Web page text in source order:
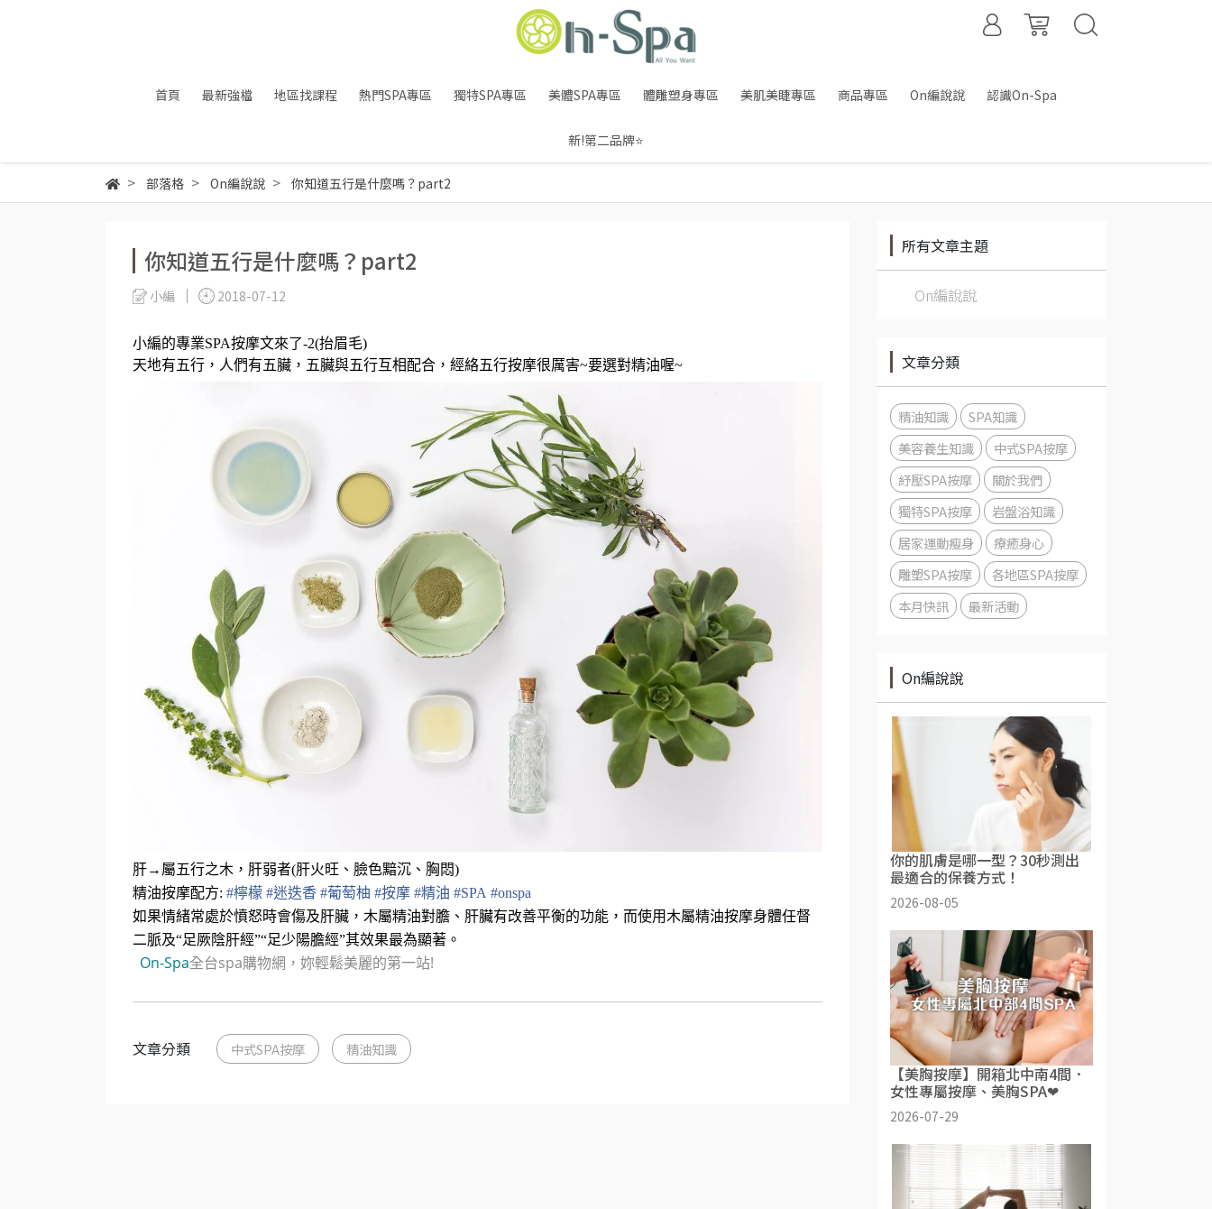
首頁 最新強檔 地區找課程 熱門SPA專區 獨特SPA專區 美體SPA專區 體雕塑身專區 美肌美睫專區 商品專區 On編說說 認識On-Spa
新!第二品牌⭐
部落格 On編說說 你知道五行是什麼嗎？part2
你知道五行是什麼嗎？part2
小編 2018-07-12
小編的專業SPA按摩文來了-2(抬眉毛)
天地有五行，人們有五臟，五臟與五行互相配合，經絡五行按摩很厲害~要選對精油喔~
肝→屬五行之木，肝弱者(肝火旺、臉色黯沉、胸悶)
精油按摩配方: #檸檬 #迷迭香 #葡萄柚 #按摩 #精油 #SPA #onspa
如果情緒常處於憤怒時會傷及肝臟，木屬精油對膽、肝臟有改善平衡的功能，而使用木屬精油按摩身體任督
二脈及“足厥陰肝經”“足少陽膽經”其效果最為顯著。
On-Spa全台spa購物網，妳輕鬆美麗的第一站!
文章分類 中式SPA按摩 精油知識
所有文章主題
On編說說
文章分類
精油知識
SPA知識
美容養生知識
中式SPA按摩
紓壓SPA按摩
關於我們
獨特SPA按摩
岩盤浴知識
居家運動瘦身
療癒身心
雕塑SPA按摩
各地區SPA按摩
本月快訊
最新活動
On編說說
你的肌膚是哪一型？30秒測出
最適合的保養方式！
2026-08-05
【美胸按摩】開箱北中南4間．
女性專屬按摩、美胸SPA❤
2026-07-29